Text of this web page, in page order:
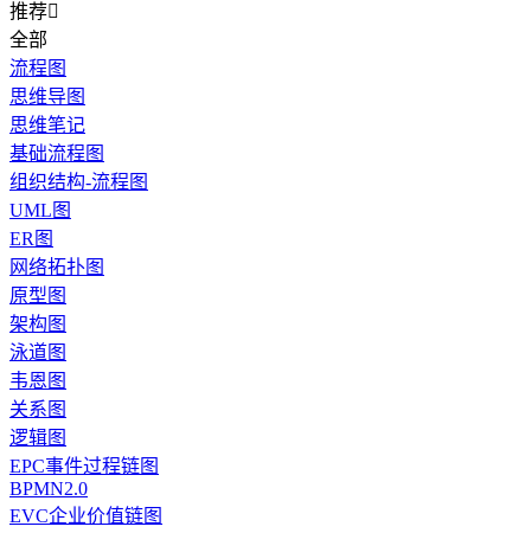
推荐
全部
流程图
思维导图
思维笔记
基础流程图
组织结构-流程图
UML图
ER图
网络拓扑图
原型图
架构图
泳道图
韦恩图
关系图
逻辑图
EPC事件过程链图
BPMN2.0
EVC企业价值链图